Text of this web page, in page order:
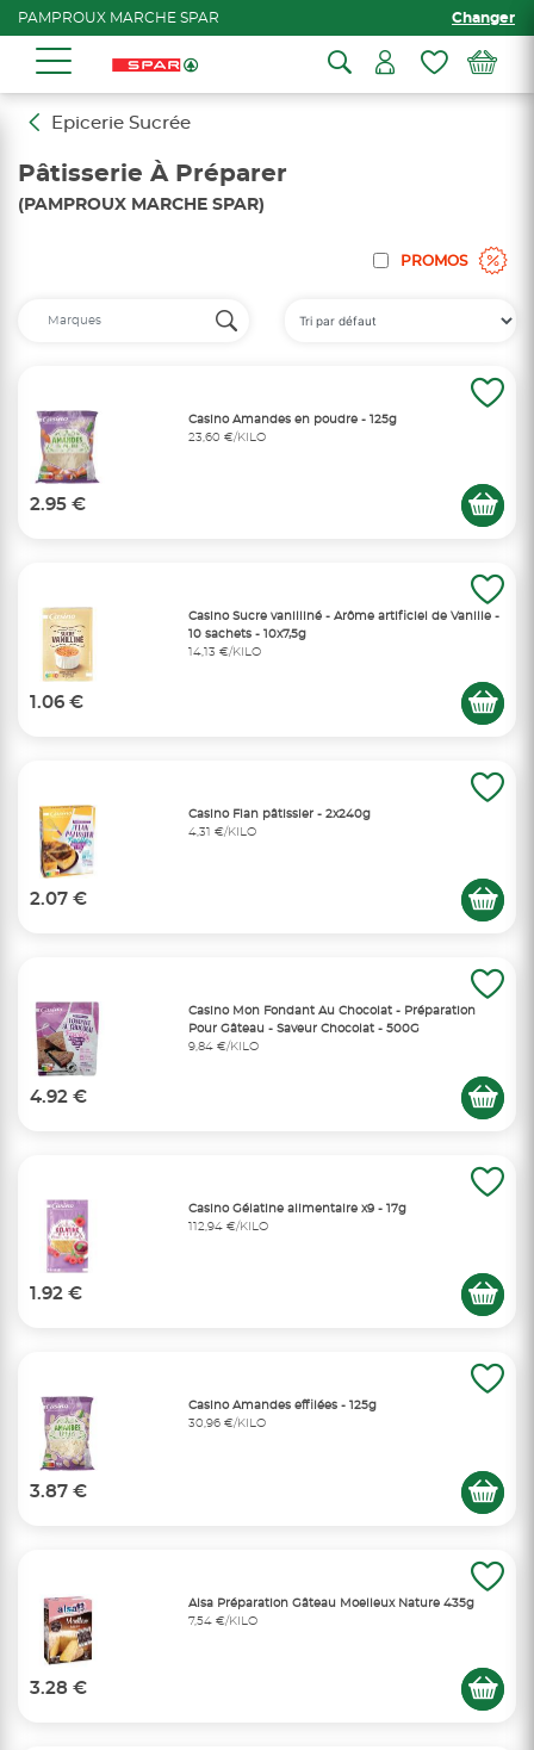
PAMPROUX MARCHE SPAR Changer
Epicerie Sucrée
Pâtisserie À Préparer
(PAMPROUX MARCHE SPAR)
PROMOS
Casino Amandes en poudre - 125g
23,60 €/KILO
2.95 €
Casino Sucre vanilliné - Arôme artificiel de Vanille -
10 sachets - 10x7,5g
14,13 €/KILO
1.06 €
Casino Flan pâtissier - 2x240g
4,31 €/KILO
2.07 €
Casino Mon Fondant Au Chocolat - Préparation
Pour Gâteau - Saveur Chocolat - 500G
9,84 €/KILO
4.92 €
Casino Gélatine alimentaire x9 - 17g
112,94 €/KILO
1.92 €
Casino Amandes effilées - 125g
30,96 €/KILO
3.87 €
Alsa Préparation Gâteau Moelleux Nature 435g
7,54 €/KILO
3.28 €